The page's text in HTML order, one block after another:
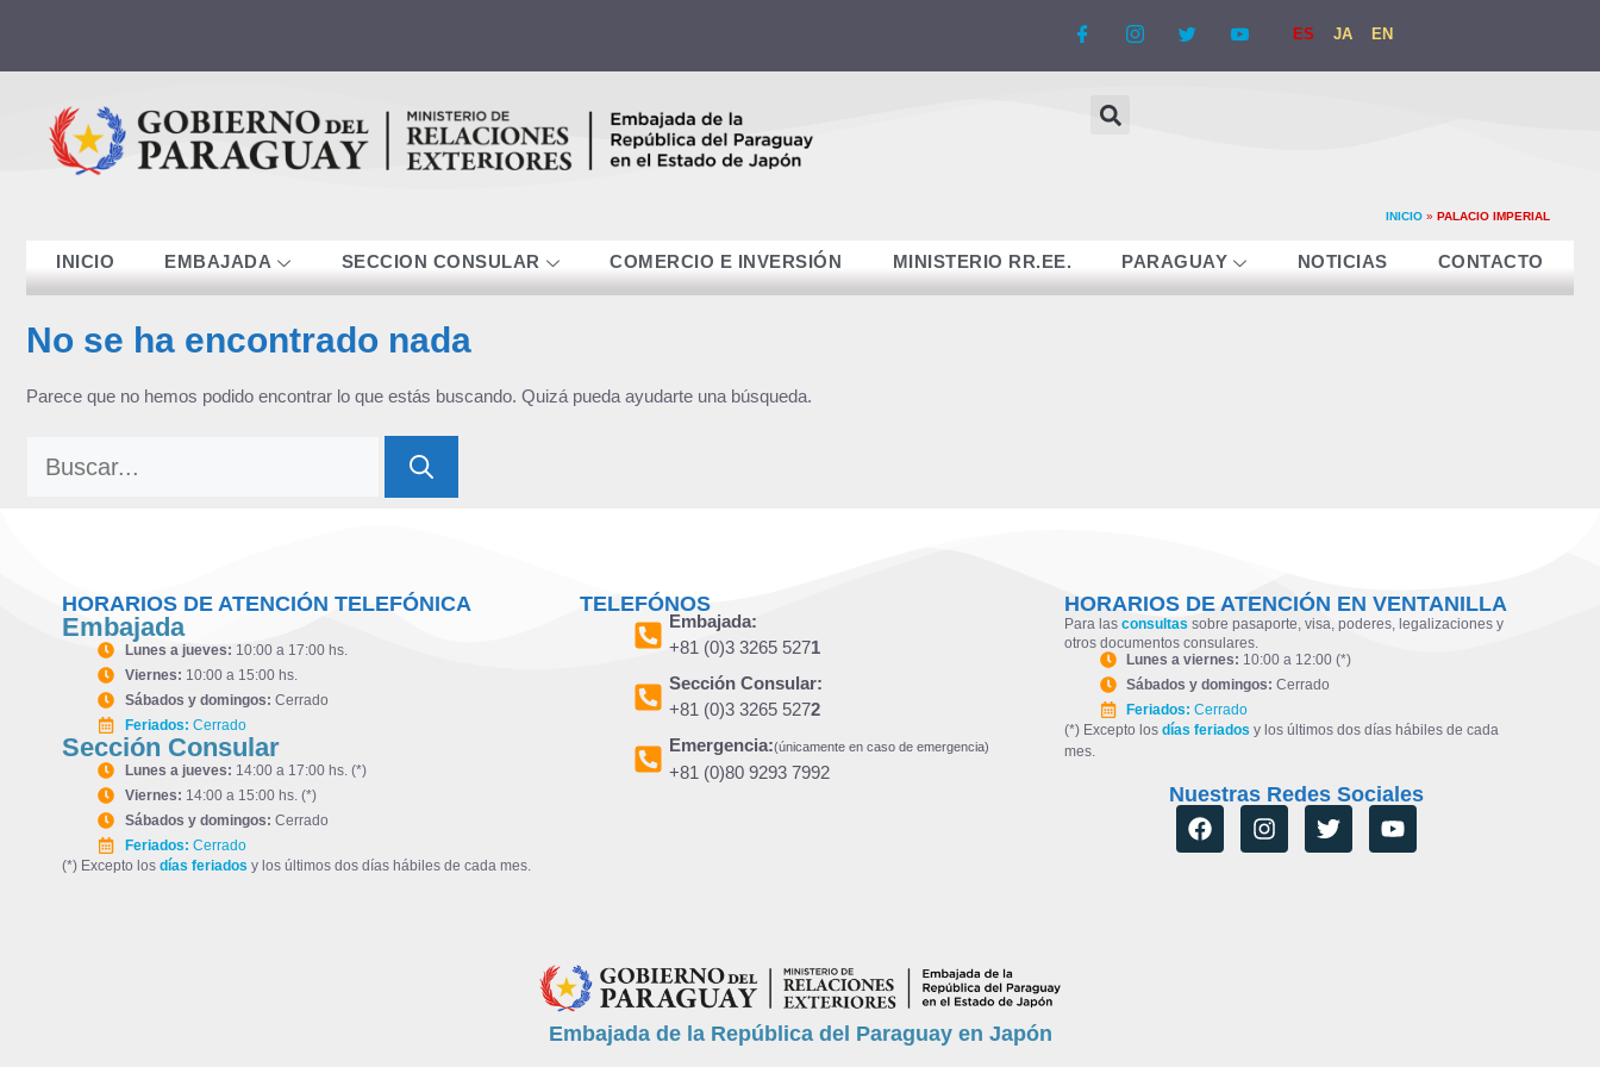
ES JA EN
INICIO » PALACIO IMPERIAL
INICIO EMBAJADA SECCION CONSULAR COMERCIO E INVERSIÓN MINISTERIO RR.EE. PARAGUAY NOTICIAS CONTACTO
No se ha encontrado nada
Parece que no hemos podido encontrar lo que estás buscando. Quizá pueda ayudarte una búsqueda.
HORARIOS DE ATENCIÓN TELEFÓNICA
Embajada
Lunes a jueves: 10:00 a 17:00 hs.
Viernes: 10:00 a 15:00 hs.
Sábados y domingos: Cerrado
Feriados: Cerrado
Sección Consular
Lunes a jueves: 14:00 a 17:00 hs. (*)
Viernes: 14:00 a 15:00 hs. (*)
Sábados y domingos: Cerrado
Feriados: Cerrado
(*) Excepto los días feriados y los últimos dos días hábiles de cada mes.
TELEFÓNOS
Embajada:
+81 (0)3 3265 5271
Sección Consular:
+81 (0)3 3265 5272
Emergencia:(únicamente en caso de emergencia)
+81 (0)80 9293 7992
HORARIOS DE ATENCIÓN EN VENTANILLA
Para las consultas sobre pasaporte, visa, poderes, legalizaciones y
otros documentos consulares.
Lunes a viernes: 10:00 a 12:00 (*)
Sábados y domingos: Cerrado
Feriados: Cerrado
(*) Excepto los días feriados y los últimos dos días hábiles de cada
mes.
Nuestras Redes Sociales
Embajada de la República del Paraguay en Japón